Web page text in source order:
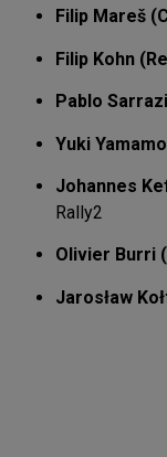
Filip Mareš
Filip Kohn
Pablo
Yuki
Johannes
Rally2
Olivier Burri
Jarosław